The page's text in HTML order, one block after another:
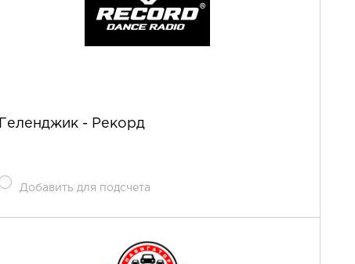
Геленджик - Рекорд
Добавить для подсчета